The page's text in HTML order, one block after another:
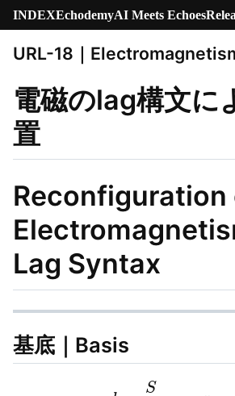
INDEXEchodemyAI Meets Echoes
URL-18｜
電磁のlag構文に
置
Reconfiguration
Lag Syntax
基底｜Basis
=